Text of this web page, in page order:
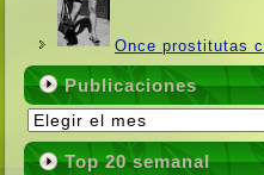
Once prostitutas
Publicaciones
Publicaciones
Top 20 semanal